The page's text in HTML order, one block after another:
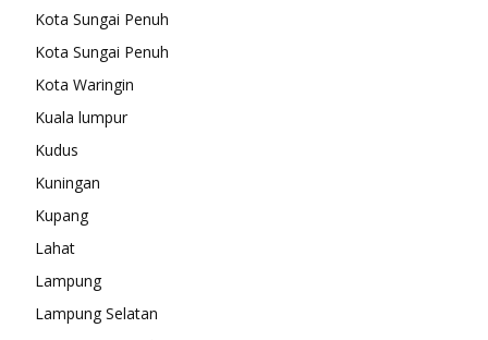
Kota Sungai Penuh
Kota Sungai Penuh
Kota Waringin
Kuala lumpur
Kudus
Kuningan
Kupang
Lahat
Lampung
Lampung Selatan